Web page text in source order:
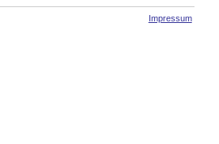
Impressum